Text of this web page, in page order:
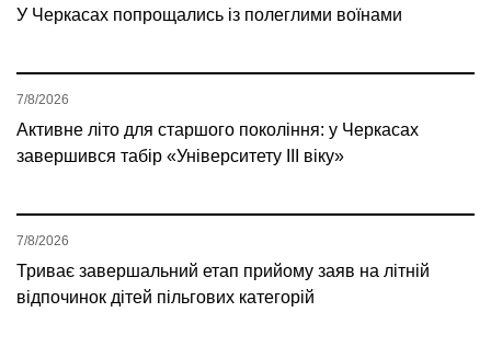
У Черкасах попрощались із полеглими воїнами
Активне літо для старшого покоління: у Черкасах
завершився табір «Університету ІІІ віку»
7/8/2026
Триває завершальний етап прийому заяв на літній
відпочинок дітей пільгових категорій
7/8/2026